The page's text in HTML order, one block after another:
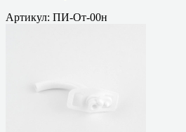
Артикул: ПИ-От-00н